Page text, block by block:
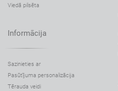
Viedā pilsēta
Informācija
Sazinieties ar
Pasūtījuma personalizācija
Tērauda veidi